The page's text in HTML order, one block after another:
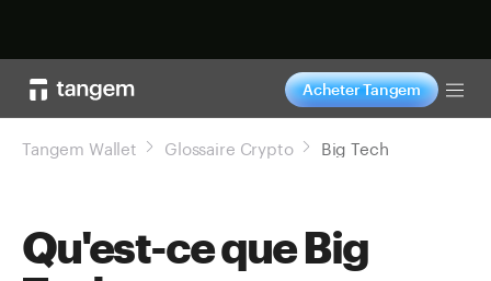
Acheter Tangem
Tangem Wallet Glossaire Crypto Big Tech
Qu'est-ce que Big